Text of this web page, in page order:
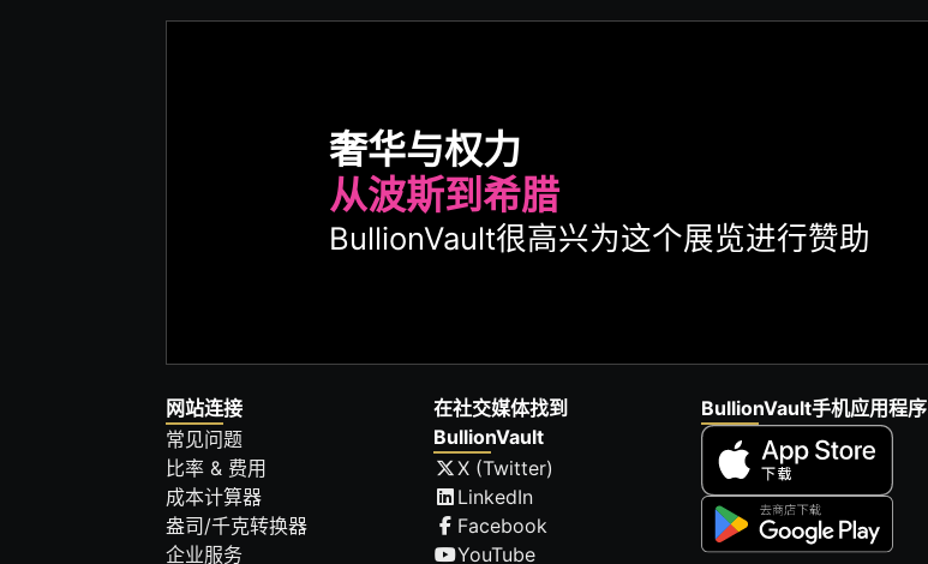
奢华与权力
从波斯到希腊
BullionVault很高兴为这个展览进行赞助
网站连接
常见问题
比率 & 费用
成本计算器
盎司/千克转换器
企业服务
在社交媒体找到
BullionVault
X (Twitter)
LinkedIn
Facebook
YouTube
BullionVault手机应用程序